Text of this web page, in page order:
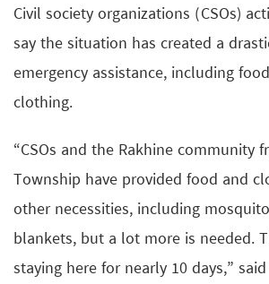
Civil society organizations (CSOs)
say the situation has created a
emergency assistance, including
clothing.
“CSOs and the Rakhine community
Township have provided food and
other necessities, including
blankets, but a lot more is needed.
staying here for nearly 10 days,”